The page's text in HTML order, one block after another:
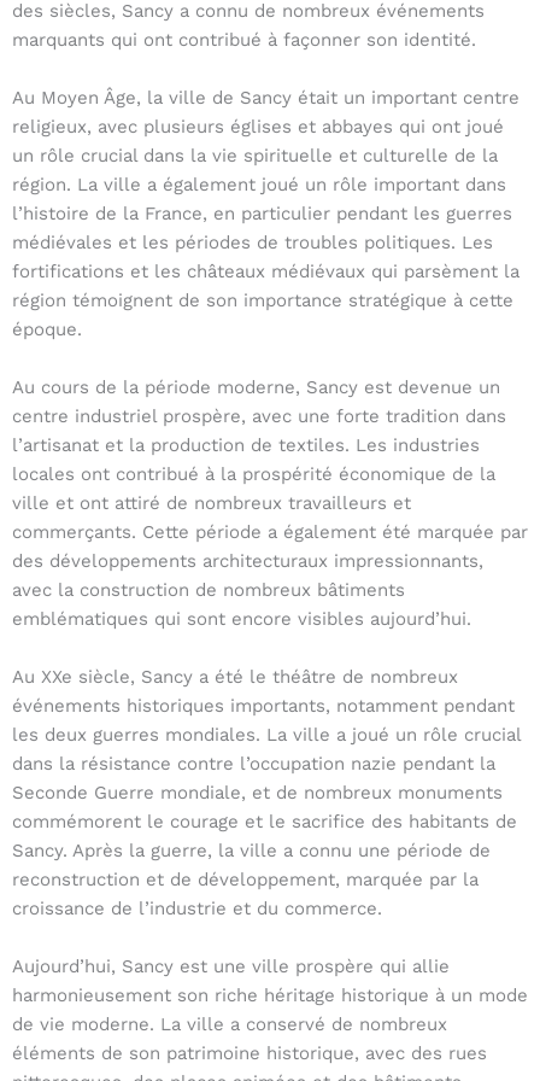
des siècles, Sancy a connu de nombreux événements
marquants qui ont contribué à façonner son identité.
Au Moyen Âge, la ville de Sancy était un important centre
religieux, avec plusieurs églises et abbayes qui ont joué
un rôle crucial dans la vie spirituelle et culturelle de la
région. La ville a également joué un rôle important dans
l’histoire de la France, en particulier pendant les guerres
médiévales et les périodes de troubles politiques. Les
fortifications et les châteaux médiévaux qui parsèment la
région témoignent de son importance stratégique à cette
époque.
Au cours de la période moderne, Sancy est devenue un
centre industriel prospère, avec une forte tradition dans
l’artisanat et la production de textiles. Les industries
locales ont contribué à la prospérité économique de la
ville et ont attiré de nombreux travailleurs et
commerçants. Cette période a également été marquée par
des développements architecturaux impressionnants,
avec la construction de nombreux bâtiments
emblématiques qui sont encore visibles aujourd’hui.
Au XXe siècle, Sancy a été le théâtre de nombreux
événements historiques importants, notamment pendant
les deux guerres mondiales. La ville a joué un rôle crucial
dans la résistance contre l’occupation nazie pendant la
Seconde Guerre mondiale, et de nombreux monuments
commémorent le courage et le sacrifice des habitants de
Sancy. Après la guerre, la ville a connu une période de
reconstruction et de développement, marquée par la
croissance de l’industrie et du commerce.
Aujourd’hui, Sancy est une ville prospère qui allie
harmonieusement son riche héritage historique à un mode
de vie moderne. La ville a conservé de nombreux
éléments de son patrimoine historique, avec des rues